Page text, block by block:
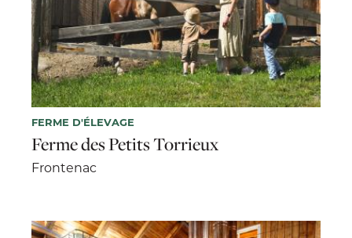
FERME D'ÉLEVAGE
Ferme des Petits Torrieux
Frontenac